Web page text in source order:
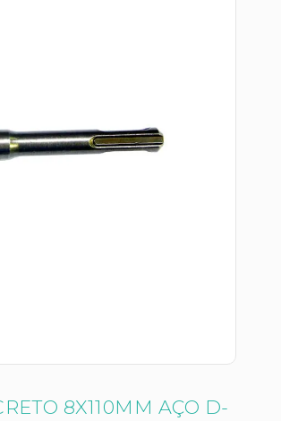
8X110MM AÇO D-